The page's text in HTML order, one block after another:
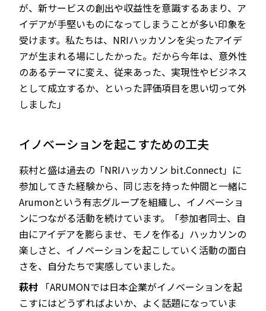
が、新サービスの創出や収益性を意識するあまり、ア
イデアが手堅いものになってしまうことが多い印象を
受けます。私たちは、NRIハッカソンを尖ったアイデ
アが生まれる場にしたかった。だから今年は、意外性
のあるテーマに変え、従来あった、実現性やビジネス
として成立するか、といった評価項目を思い切って外
しました」
イノベーションを起こすための工夫
萩村と盛は過去の「NRIハッカソン bit.Connect」に
参加してきた経験から、同じ志を持った仲間と一緒に
Arumonという有志グループを組織し、イノベーショ
ンにつながる活動を続けています。「参加者同士、自
由にアイデアを膨らませ、モノを作る」ハッカソンの
楽しさと、イノベーションを起こしていく活動の面白
さを、自分たちで実感していました。
萩村 「ARUMONでは日本企業がイノベーションを起
こすにはどうずればよいか、よく話題になっていま